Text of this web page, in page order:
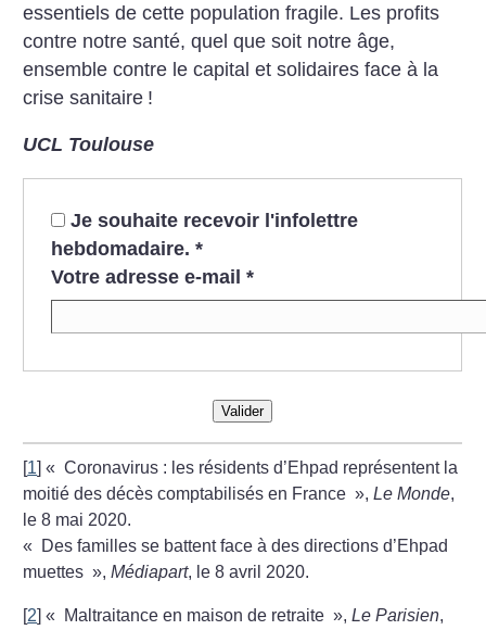
essentiels de cette population fragile. Les profits
contre notre santé, quel que soit notre âge,
ensemble contre le capital et solidaires face à la
crise sanitaire !
UCL Toulouse
Je souhaite recevoir l'infolettre
hebdomadaire. *
Votre adresse e-mail *
Valider
[1]« Coronavirus : les résidents d’Ehpad représentent la
moitié des décès comptabilisés en France »,Le Monde,
le 8 mai 2020.
«
Des familles se battent face à des directions d’Ehpad
muettes »,Médiapart, le 8 avril 2020.
[2]« Maltraitance en maison de retraite »,Le Parisien,